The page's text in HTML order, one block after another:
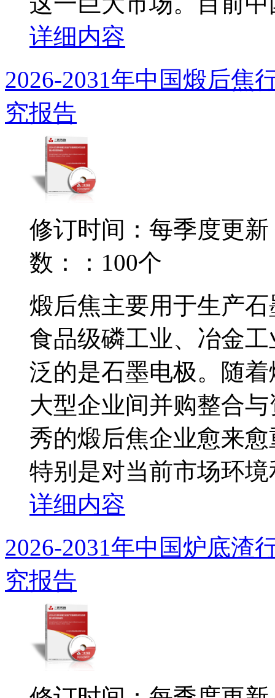
详细内容
2026-2031年中国煅后焦
究报告
修订时间：每季度更新
数：：100个
煅后焦主要用于生产
食品级磷工业、冶金
泛的是石墨电极。随
大型企业间并购整合
秀的煅后焦企业愈来
特别是对当前市场环
详细内容
2026-2031年中国炉底渣
究报告